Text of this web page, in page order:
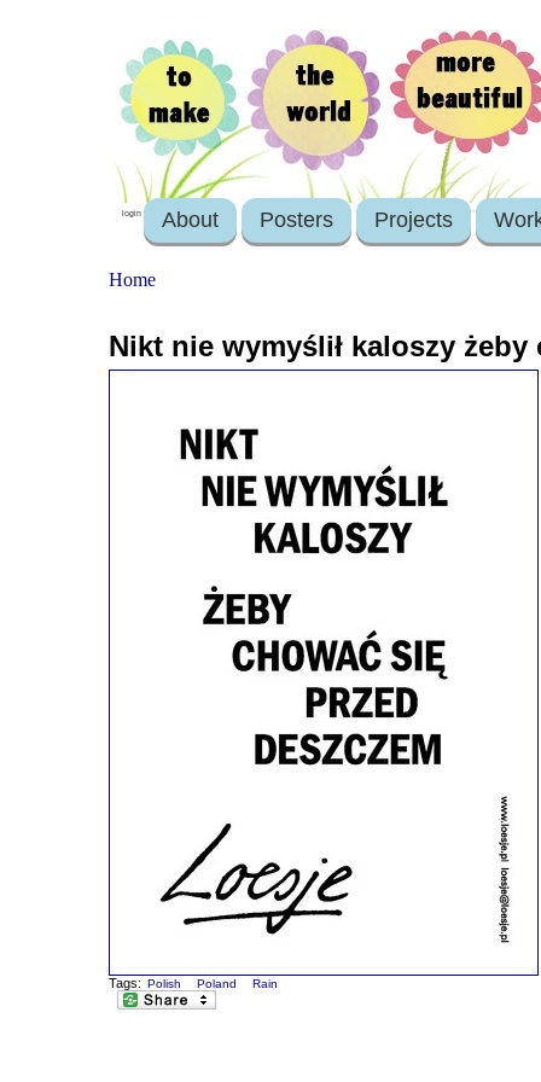
login About Posters Projects
Home
Nikt nie wymyślił kaloszy
Tags: Polish Poland Rain